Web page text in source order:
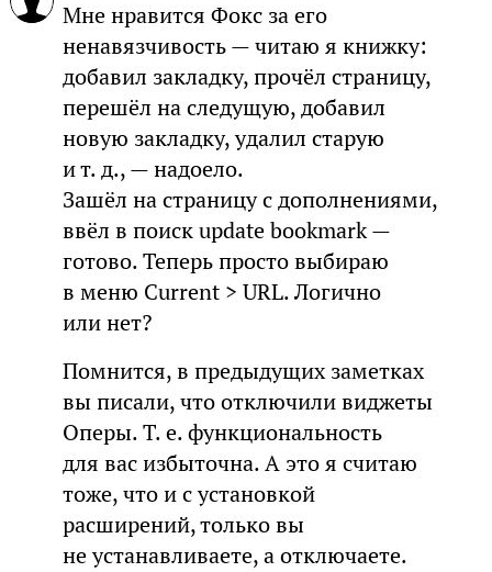
Мне нравится Фокс за его
ненавязчивость — читаю я книжку:
добавил закладку, прочёл страницу,
перешёл на следущую, добавил
новую закладку, удалил старую
и т. д., — надоело.
Зашёл на страницу с дополнениями,
ввёл в поиск update bookmark —
готово. Теперь просто выбираю
в меню Current > URL. Логично
или нет?
Помнится, в предыдущих заметках
вы писали, что отключили виджеты
Оперы. Т. е. функциональность
для вас избыточна. А это я считаю
тоже, что и с установкой
расширений, только вы
не устанавливаете, а отключаете.